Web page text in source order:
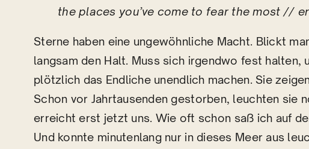
the places you’ve come to fear the most //
Sterne haben eine ungewöhnliche Macht. Blickt
langsam den Halt. Muss sich irgendwo fest halten,
plötzlich das Endliche unendlich machen. Sie
Schon vor Jahrtausenden gestorben, leuchten sie
erreicht erst jetzt uns. Wie oft schon saß ich auf
Und konnte minutenlang nur in dieses Meer aus